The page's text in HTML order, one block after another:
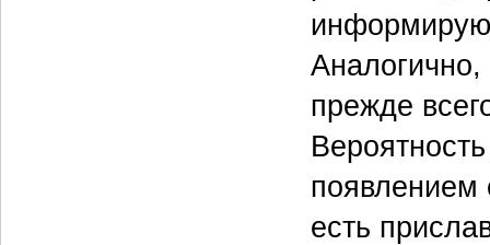
прежде
появлением
есть